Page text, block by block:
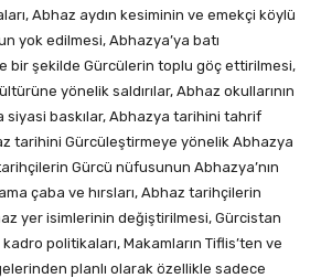
Abhaz aydın kesiminin ve emekçi köylü
yok edilmesi, Abhazya’ya batı
bir şekilde Gürcülerin toplu göç ettirilmesi,
yönelik saldırılar, Abhaz okullarının
siyasi baskılar, Abhazya tarihini tahrif
tarihini Gürcüleştirmeye yönelik Abhazya
Gürcü nüfusunun Abhazya’nın
çaba ve hırsları, Abhaz tarihçilerin
yer isimlerinin değiştirilmesi, Gürcistan
politikaları, Makamların Tiflis’ten ve
planlı olarak özellikle sadece